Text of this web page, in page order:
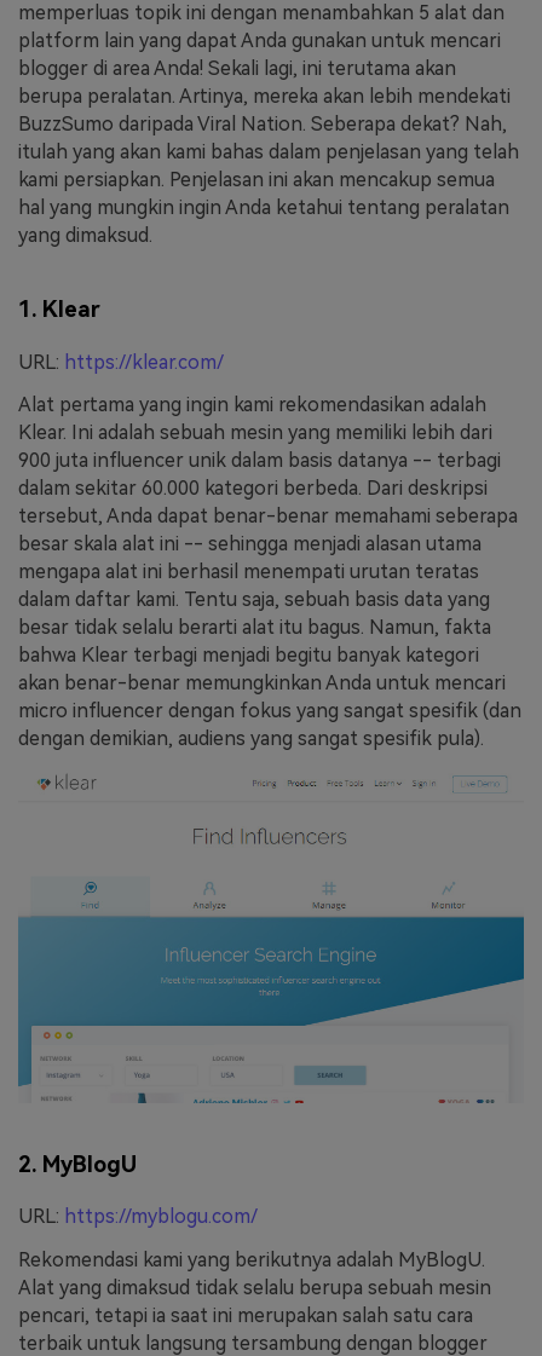
memperluas topik ini dengan menambahkan 5 alat dan
platform lain yang dapat Anda gunakan untuk mencari
blogger di area Anda! Sekali lagi, ini terutama akan
berupa peralatan. Artinya, mereka akan lebih mendekati
BuzzSumo daripada Viral Nation. Seberapa dekat? Nah,
itulah yang akan kami bahas dalam penjelasan yang telah
kami persiapkan. Penjelasan ini akan mencakup semua
hal yang mungkin ingin Anda ketahui tentang peralatan
yang dimaksud.
1. Klear
URL: https://klear.com/
Alat pertama yang ingin kami rekomendasikan adalah
Klear. Ini adalah sebuah mesin yang memiliki lebih dari
900 juta influencer unik dalam basis datanya -- terbagi
dalam sekitar 60.000 kategori berbeda. Dari deskripsi
tersebut, Anda dapat benar-benar memahami seberapa
besar skala alat ini -- sehingga menjadi alasan utama
mengapa alat ini berhasil menempati urutan teratas
dalam daftar kami. Tentu saja, sebuah basis data yang
besar tidak selalu berarti alat itu bagus. Namun, fakta
bahwa Klear terbagi menjadi begitu banyak kategori
akan benar-benar memungkinkan Anda untuk mencari
micro influencer dengan fokus yang sangat spesifik (dan
dengan demikian, audiens yang sangat spesifik pula).
2. MyBlogU
URL: https://myblogu.com/
Rekomendasi kami yang berikutnya adalah MyBlogU.
Alat yang dimaksud tidak selalu berupa sebuah mesin
pencari, tetapi ia saat ini merupakan salah satu cara
terbaik untuk langsung tersambung dengan blogger